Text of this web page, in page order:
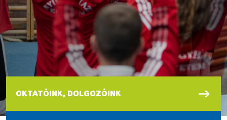
OKTATÓINK, DOLGOZÓINK